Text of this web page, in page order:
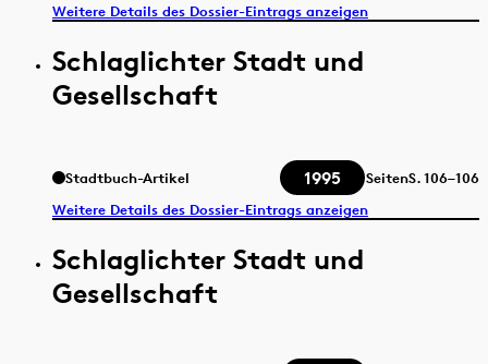
Weitere Details des Dossier-Eintrags anzeigen
Schlaglichter Stadt und
Gesellschaft
Stadtbuch-Artikel 1995 SeitenS.106–106
Weitere Details des Dossier-Eintrags anzeigen
Schlaglichter Stadt und
Gesellschaft